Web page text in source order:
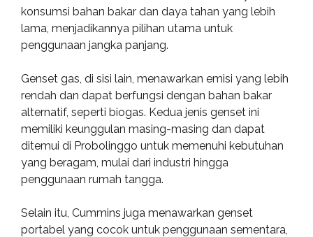
konsumsi bahan bakar dan daya tahan yang lebih
lama, menjadikannya pilihan utama untuk
penggunaan jangka panjang.
Genset gas, di sisi lain, menawarkan emisi yang lebih
rendah dan dapat berfungsi dengan bahan bakar
alternatif, seperti biogas. Kedua jenis genset ini
memiliki keunggulan masing-masing dan dapat
ditemui di Probolinggo untuk memenuhi kebutuhan
yang beragam, mulai dari industri hingga
penggunaan rumah tangga.
Selain itu, Cummins juga menawarkan genset
portabel yang cocok untuk penggunaan sementara,